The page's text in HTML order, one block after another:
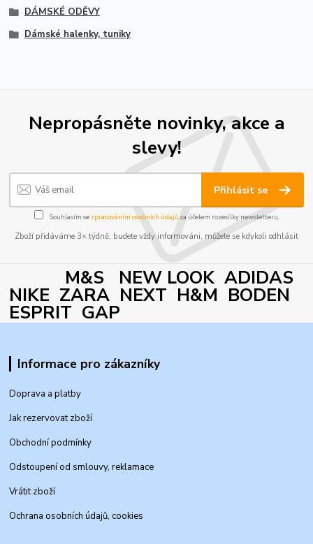
DÁMSKÉ ODĚVY
Dámské halenky, tuniky
Nepropásněte novinky, akce a
slevy!
Přihlásit se
Souhlasím se zpracováním osobních údajůza účelem rozesílky newsletteru.
Zboží přidáváme 3× týdně, budete vždy informováni, můžete se kdykoli odhlásit
M&S NEW LOOK ADIDAS
NIKE ZARA NEXT H&M BODEN
ESPRIT GAP
Informace pro zákazníky
Doprava a platby
Jak rezervovat zboží
Obchodní podmínky
Odstoupení od smlouvy, reklamace
Vrátit zboží
Ochrana osobních údajů, cookies